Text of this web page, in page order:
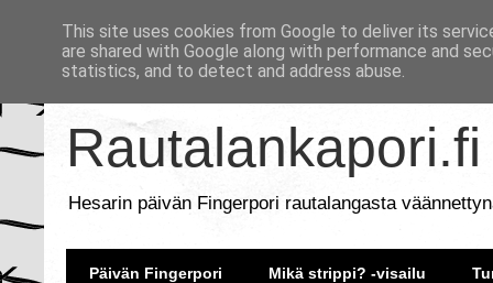
Rautalankapori.fi
Hesarin päivän Fingerpori rautalangasta
Päivän Fingerpori Mikä strippi? -visailu
This site uses cookies from Google to deliver its
are shared with Google along with performance and
statistics, and to detect and address abuse.